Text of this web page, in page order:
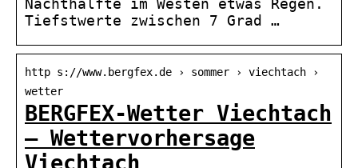
Nachthälfte im Westen etwas Regen.
Tiefstwerte zwischen 7 Grad …
http s://www.bergfex.de › sommer › viechtach ›
wetter
BERGFEX-Wetter Viechtach
– Wettervorhersage
Viechtach